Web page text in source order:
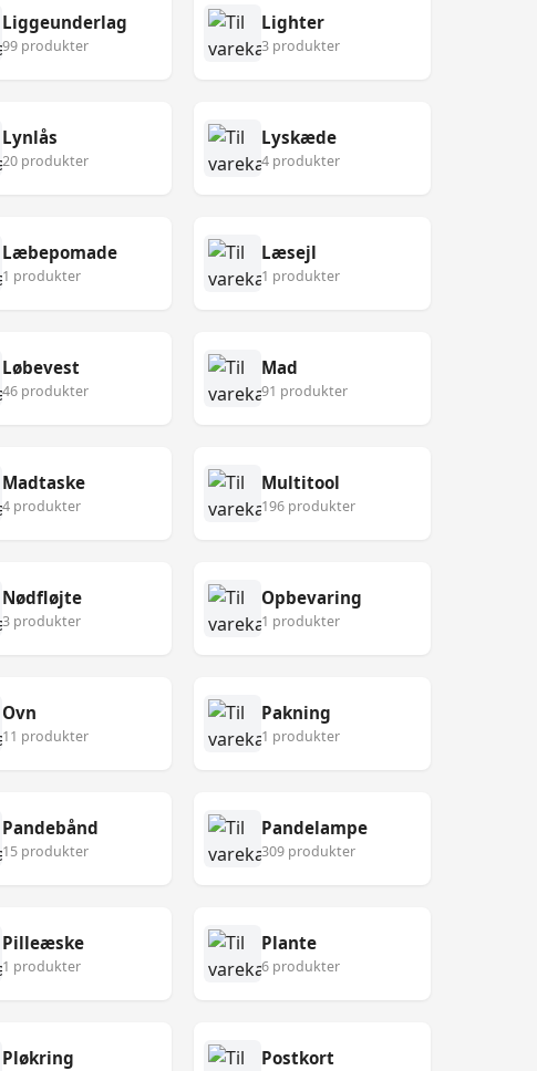
Liggeunderlag
99 produkter
Lighter
3 produkter
Lynlås
20 produkter
Lyskæde
4 produkter
Læbepomade
1 produkter
Læsejl
1 produkter
Løbevest
46 produkter
Mad
91 produkter
Madtaske
4 produkter
Multitool
196 produkter
Nødfløjte
3 produkter
Opbevaring
1 produkter
Ovn
11 produkter
Pakning
1 produkter
Pandebånd
15 produkter
Pandelampe
309 produkter
Pilleæske
1 produkter
Plante
6 produkter
Pløkring Postkort